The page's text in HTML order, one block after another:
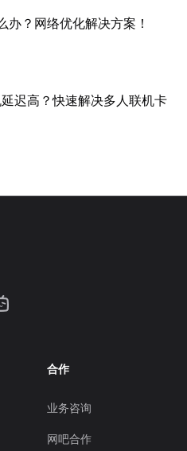
办？网络优化解决方案！
迟高？快速解决多人联机卡
合作
业务咨询
网吧合作